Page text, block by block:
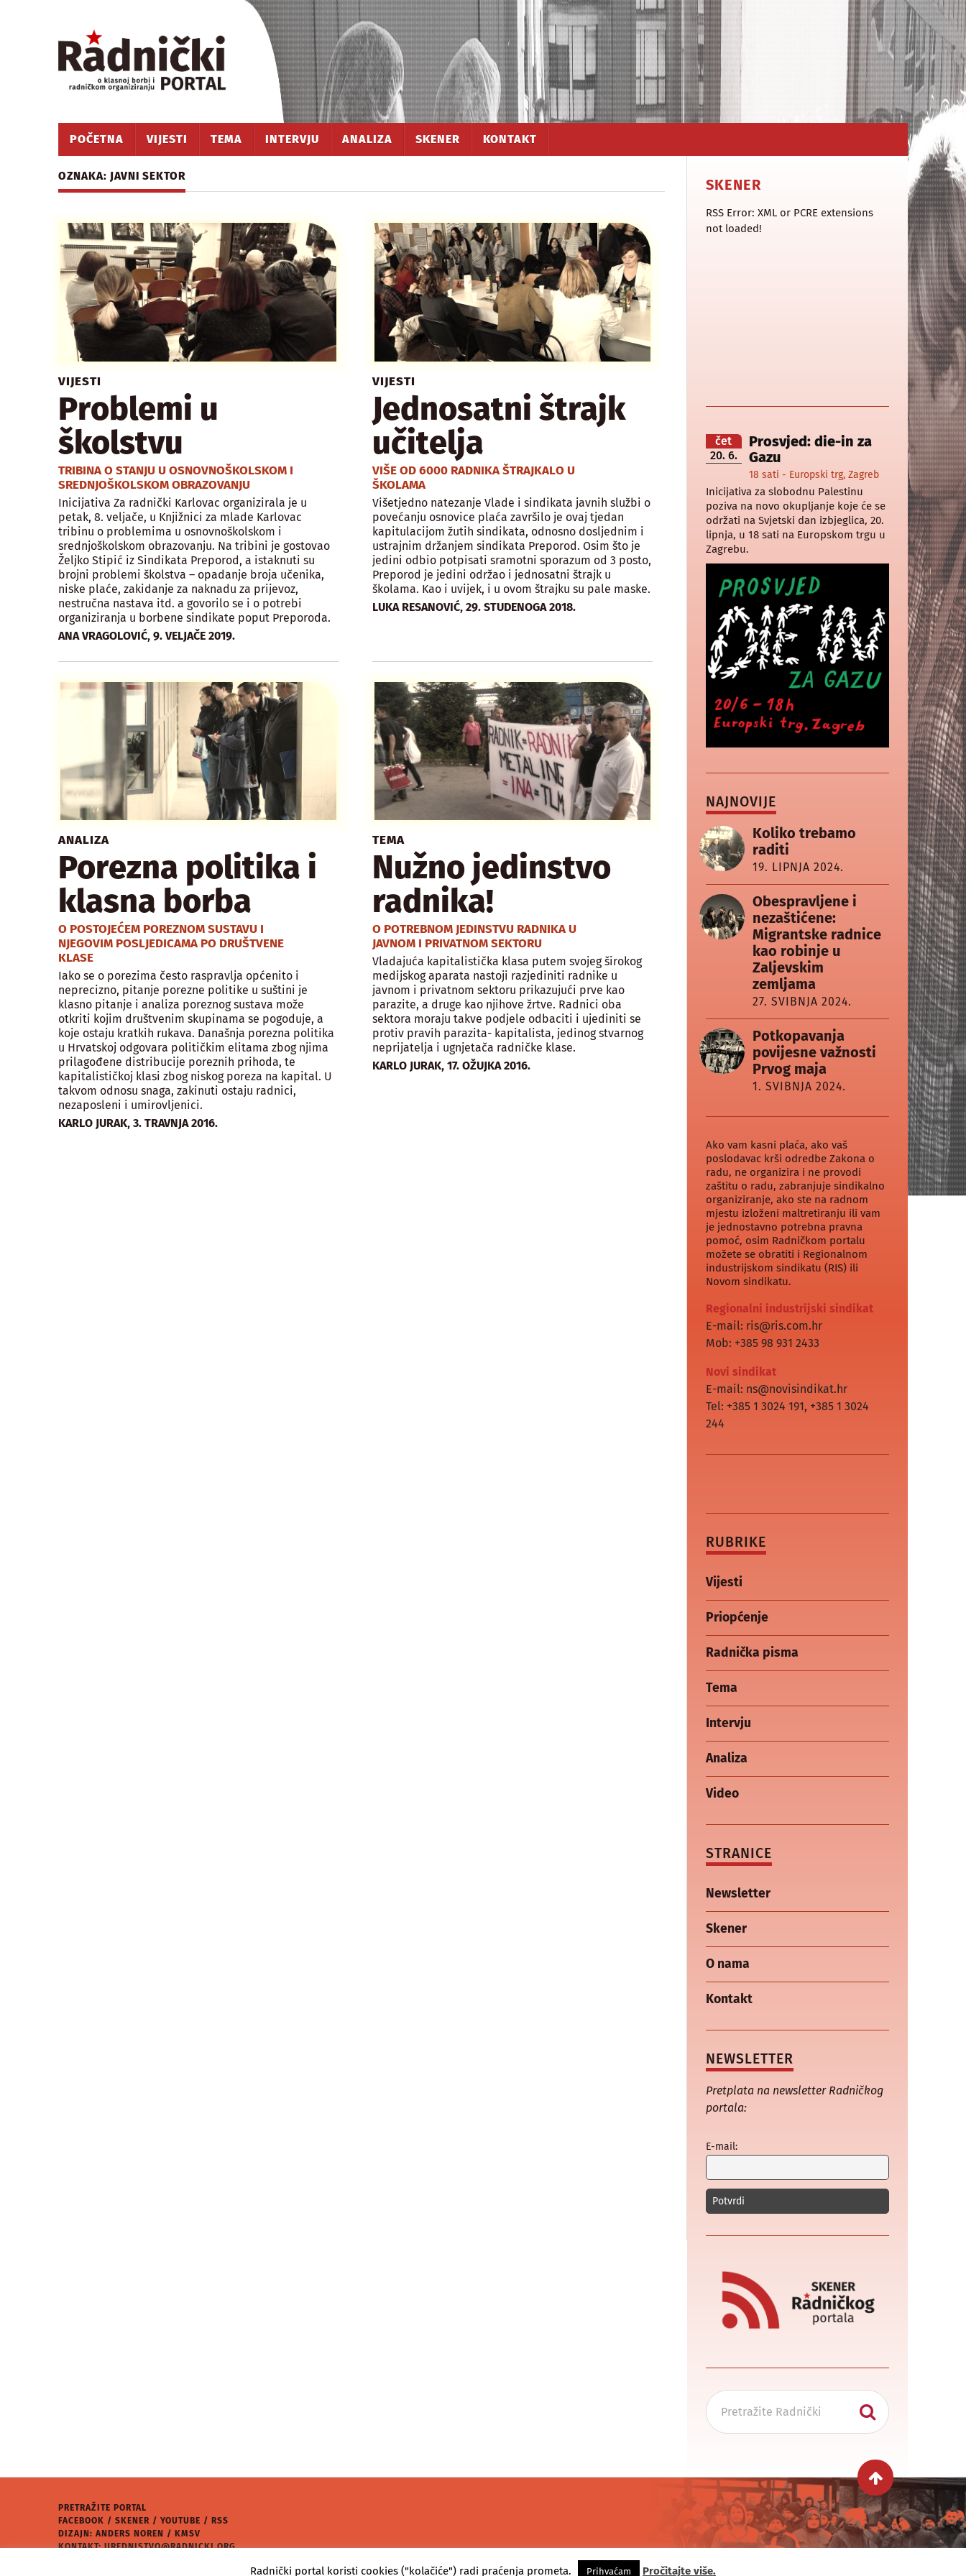
POČETNA VIJESTI TEMA INTERVJU ANALIZA SKENER KONTAKT
OZNAKA: JAVNI SEKTOR
VIJESTI
Problemi u
školstvu
TRIBINA O STANJU U OSNOVNOŠKOLSKOM I
SREDNJOŠKOLSKOM OBRAZOVANJU
Inicijativa Za radnički Karlovac organizirala je u
petak, 8. veljače, u Knjižnici za mlade Karlovac
tribinu o problemima u osnovnoškolskom i
srednjoškolskom obrazovanju. Na tribini je gostovao
Željko Stipić iz Sindikata Preporod, a istaknuti su
brojni problemi školstva – opadanje broja učenika,
niske plaće, zakidanje za naknadu za prijevoz,
nestručna nastava itd. a govorilo se i o potrebi
organiziranja u borbene sindikate poput Preporoda.
ANA VRAGOLOVIĆ, 9. VELJAČE 2019.
VIJESTI
Jednosatni štrajk
učitelja
VIŠE OD 6000 RADNIKA ŠTRAJKALO U
ŠKOLAMA
Višetjedno natezanje Vlade i sindikata javnih službi o
povećanju osnovice plaća završilo je ovaj tjedan
kapitulacijom žutih sindikata, odnosno dosljednim i
ustrajnim držanjem sindikata Preporod. Osim što je
jedini odbio potpisati sramotni sporazum od 3 posto,
Preporod je jedini održao i jednosatni štrajk u
školama. Kao i uvijek, i u ovom štrajku su pale maske.
LUKA RESANOVIĆ,29. STUDENOGA 2018.
ANALIZA
Porezna politika i
klasna borba
O POSTOJEĆEM POREZNOM SUSTAVU I
NJEGOVIM POSLJEDICAMA PO DRUŠTVENE
KLASE
Iako se o porezima često raspravlja općenito i
neprecizno, pitanje porezne politike u suštini je
klasno pitanje i analiza poreznog sustava može
otkriti kojim društvenim skupinama se pogoduje, a
koje ostaju kratkih rukava. Današnja porezna politika
u Hrvatskoj odgovara političkim elitama zbog njima
prilagođene distribucije poreznih prihoda, te
kapitalističkoj klasi zbog niskog poreza na kapital. U
takvom odnosu snaga, zakinuti ostaju radnici,
nezaposleni i umirovljenici.
KARLO JURAK, 3. TRAVNJA 2016.
TEMA
Nužno jedinstvo
radnika!
O POTREBNOM JEDINSTVU RADNIKA U
JAVNOM I PRIVATNOM SEKTORU
Vladajuća kapitalistička klasa putem svojeg širokog
medijskog aparata nastoji razjediniti radnike u
javnom i privatnom sektoru prikazujući prve kao
parazite, a druge kao njihove žrtve. Radnici oba
sektora moraju takve podjele odbaciti i ujediniti se
protiv pravih parazita- kapitalista, jedinog stvarnog
neprijatelja i ugnjetača radničke klase.
KARLO JURAK,17. OŽUJKA 2016.
SKENER
RSS Error: XML or PCRE extensions
not loaded!
čet
20. 6.
Prosvjed: die-in za
Gazu
18 sati - Europski trg, Zagreb
Inicijativa za slobodnu Palestinu
poziva na novo okupljanje koje će se
održati na Svjetski dan izbjeglica, 20.
lipnja, u 18 sati na Europskom trgu u
Zagrebu.
NAJNOVIJE
Koliko trebamo
raditi
19. LIPNJA 2024.
Obespravljene i
nezaštićene:
Migrantske radnice
kao robinje u
Zaljevskim
zemljama
27. SVIBNJA 2024.
Potkopavanja
povijesne važnosti
Prvog maja
1. SVIBNJA 2024.
Ako vam kasni plaća, ako vaš
poslodavac krši odredbe Zakona o
radu, ne organizira i ne provodi
zaštitu o radu, zabranjuje sindikalno
organiziranje, ako ste na radnom
mjestu izloženi maltretiranju ili vam
je jednostavno potrebna pravna
pomoć, osim Radničkom portalu
možete se obratiti i Regionalnom
industrijskom sindikatu (RIS) ili
Novom sindikatu.
Regionalni industrijski sindikat
E-mail: ris@ris.com.hr
Mob: +385 98 931 2433
Novi sindikat
E-mail: ns@novisindikat.hr
Tel: +385 1 3024 191, +385 1 3024
244
RUBRIKE
Vijesti
Priopćenje
Radnička pisma
Tema
Intervju
Analiza
Video
STRANICE
Newsletter
Skener
O nama
Kontakt
NEWSLETTER
Pretplata na newsletter Radničkog
portala:
E-mail:
PRETRAŽITE PORTAL
FACEBOOK / SKENER/ YOUTUBE / RSS
DIZAJN: ANDERS NOREN / KMSV
KONTAKT:UREDNISTVO@RADNICKI.ORG
Radnički portal koristi cookies ("kolačiće") radi praćenja prometa. Prihvaćam Pročitajte više.